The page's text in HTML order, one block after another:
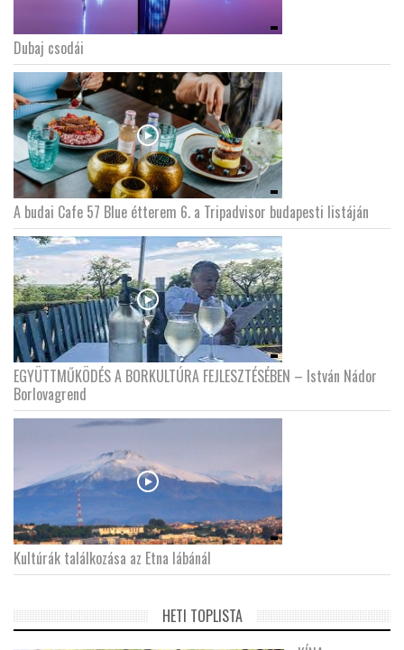
Dubaj csodái
A budai Cafe 57 Blue étterem 6. a Tripadvisor budapesti listáján
EGYÜTTMŰKÖDÉS A BORKULTÚRA FEJLESZTÉSÉBEN – István Nádor
Borlovagrend
Kultúrák találkozása az Etna lábánál
HETI TOPLISTA